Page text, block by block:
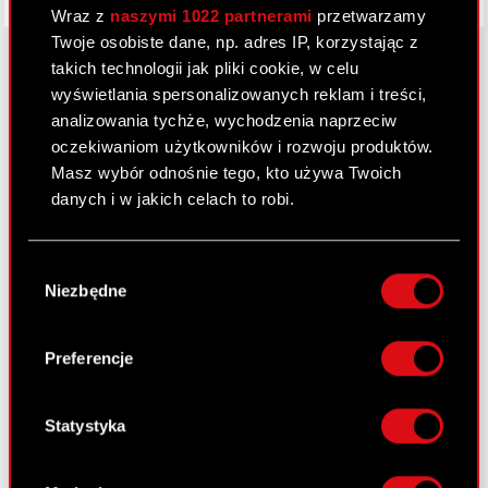
Wraz z naszymi 1022 partnerami przetwarzamy
Twoje osobiste dane, np. adres IP, korzystając z
takich technologii jak pliki cookie, w celu
wyświetlania spersonalizowanych reklam i treści,
analizowania tychże, wychodzenia naprzeciw
oczekiwaniom użytkowników i rozwoju produktów.
Masz wybór odnośnie tego, kto używa Twoich
danych i w jakich celach to robi.
Gromadzić dane dotyczące Twojej
lokalizacji geograficznej z dokładnością nawet
Identyfikować Twoje urządzenie, aktywnie
analizując charakteryzującego je zbiory
palca)
osobiste dane są przetwarzane oraz ustaw własne
zgody
Niezbędne
Preferencje
Statystyka
O CD PROJEKT
Grupa Kapitałowa
Nasz biznes
Inwestorzy
Zrównoważony rozwój
Kariera